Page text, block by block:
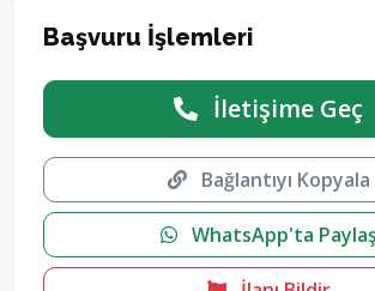
Başvuru İşlemleri
İletişime Geç
Bağlantıyı Kopyala
WhatsApp'ta Paylaş